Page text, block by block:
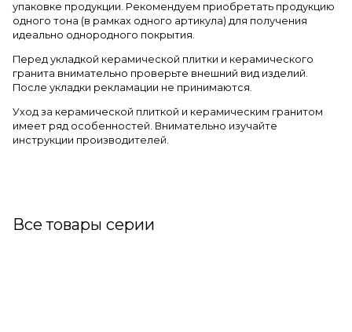
упаковке продукции. Рекомендуем приобретать продукцию
одного тона (в рамках одного артикула) для получения
идеально однородного покрытия.
Перед укладкой керамической плитки и керамического
гранита внимательно проверьте внешний вид изделий.
После укладки рекламации не принимаются.
Уход за керамической плиткой и керамическим гранитом
имеет ряд особенностей. Внимательно изучайте
инструкции производителей.
Все товары серии